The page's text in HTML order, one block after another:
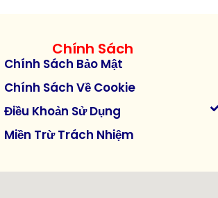
Chính Sách
Chính Sách Bảo Mật
Chính Sách Về Cookie
Điều Khoản Sử Dụng
Miền Trừ Trách Nhiệm